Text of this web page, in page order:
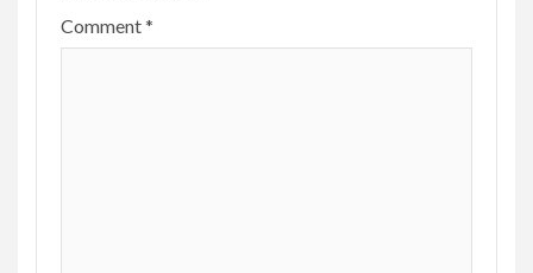
Comment*